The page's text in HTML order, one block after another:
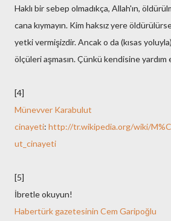
Haklı bir sebep olmadıkça, Allah'ın,
cana kıymayın. Kim haksız yere
yetki vermişizdir. Ancak o da (kısas
ölçüleri aşmasın. Çünkü kendisine yardım
[4]
Münevver Karabulut
cinayeti: http://tr.wikipedia.org/wiki/
ut_cinayeti
[5]
İbretle okuyun!
Habertürk gazetesinin Cem Garipoğlu